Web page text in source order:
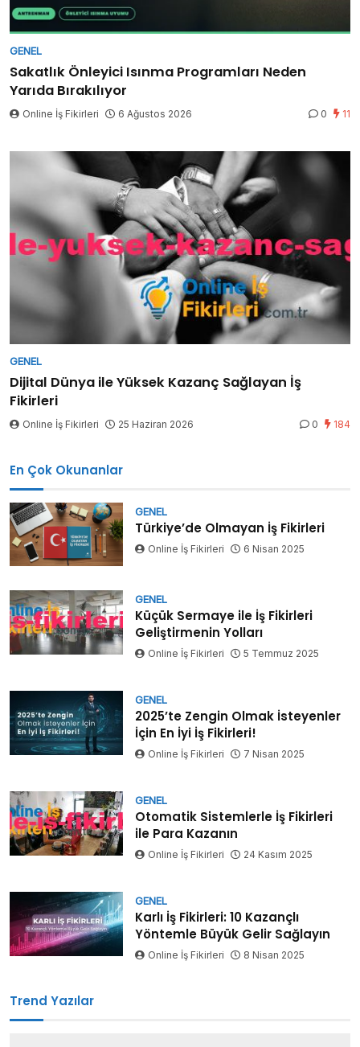
GENEL
Sakatlık Önleyici Isınma Programları Neden
Yarıda Bırakılıyor
Online İş Fikirleri 6 Ağustos 2026 0 11
GENEL
Dijital Dünya ile Yüksek Kazanç Sağlayan İş
Fikirleri
Online İş Fikirleri 25 Haziran 2026 0 184
En Çok Okunanlar
GENEL
Türkiye’de Olmayan İş Fikirleri
Online İş Fikirleri 6 Nisan 2025
GENEL
Küçük Sermaye ile İş Fikirleri
Geliştirmenin Yolları
Online İş Fikirleri 5 Temmuz 2025
GENEL
2025’te Zengin Olmak İsteyenler
İçin En İyi İş Fikirleri!
Online İş Fikirleri 7 Nisan 2025
GENEL
Otomatik Sistemlerle İş Fikirleri
ile Para Kazanın
Online İş Fikirleri 24 Kasım 2025
GENEL
Karlı İş Fikirleri: 10 Kazançlı
Yöntemle Büyük Gelir Sağlayın
Online İş Fikirleri 8 Nisan 2025
Trend Yazılar